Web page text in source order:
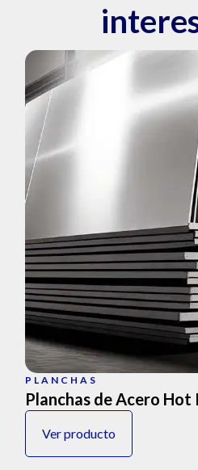
PLANCHAS
Planchas de Acero Hot
Ver producto